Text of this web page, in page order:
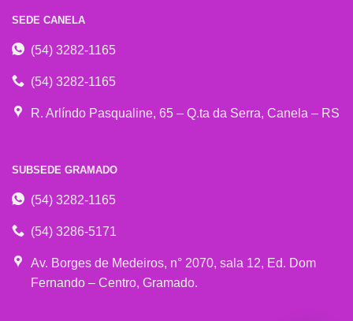
SEDE CANELA
(54) 3282-1165
(54) 3282-1165
R. Arlíndo Pasqualine, 65 – Q.ta da Serra, Canela – RS
SUBSEDE GRAMADO
(54) 3282-1165
(54) 3286-5171
Av. Borges de Medeiros, n° 2070, sala 12, Ed. Dom
Fernando – Centro, Gramado.